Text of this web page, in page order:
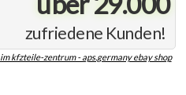
zufriedene Kunden!
im kfzteile-zentrum - aps.germany ebay shop